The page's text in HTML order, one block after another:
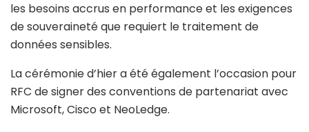
les besoins accrus en performance et les exigences
de souveraineté que requiert le traitement de
données sensibles.
La cérémonie d’hier a été également l’occasion pour
RFC de signer des conventions de partenariat avec
Microsoft, Cisco et NeoLedge.